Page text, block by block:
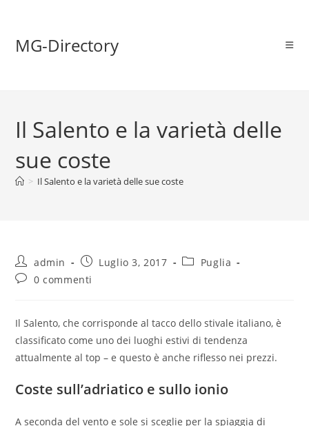
MG-Directory
Il Salento e la varietà delle
sue coste
> Il Salento e la varietà delle sue coste
admin Luglio 3, 2017
Puglia
0 commenti
Il Salento, che corrisponde al tacco dello stivale italiano, è
classificato come uno dei luoghi estivi di tendenza
attualmente al top – e questo è anche riflesso nei prezzi.
Coste sull’adriatico e sullo ionio
A seconda del vento e sole si sceglie per la spiaggia di